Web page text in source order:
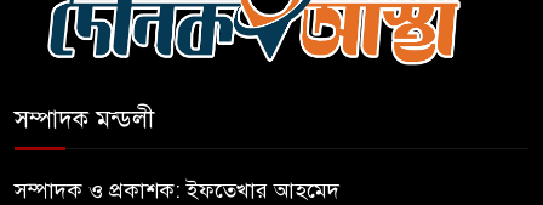
বন্যায় পাটগ্রামে সড়ক ভেঙে
দেশ চালাচ্ছেন তারেক: কাদের
সম্পাদক মন্ডলী
সম্পাদক ও প্রকাশক: ইফতেখার আহমেদ